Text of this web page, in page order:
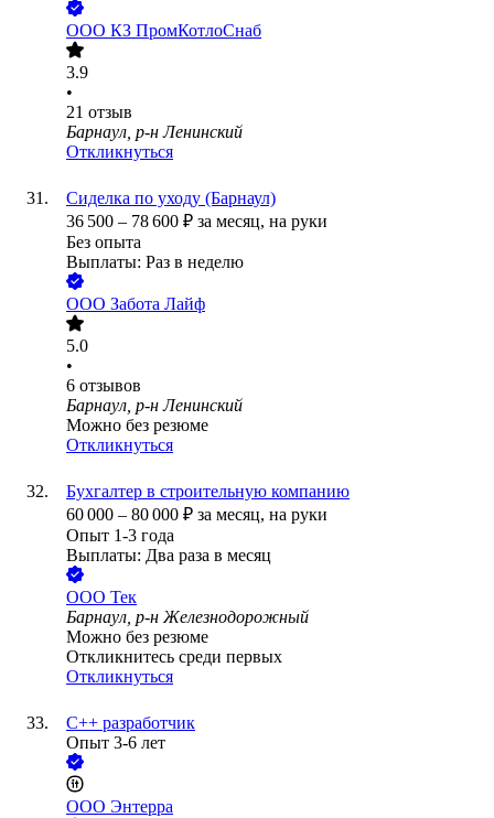
ООО КЗ ПромКотлоСнаб
3.9
•
21 отзыв
Барнаул, р-н Ленинский
Откликнуться
Сиделка по уходу (Барнаул)
36 500 – 78 600 ₽ за месяц, на руки
Без опыта
Выплаты: Раз в неделю
ООО Забота Лайф
5.0
•
6 отзывов
Барнаул, р-н Ленинский
Можно без резюме
Откликнуться
Бухгалтер в строительную компанию
60 000 – 80 000 ₽ за месяц, на руки
Опыт 1-3 года
Выплаты: Два раза в месяц
ООО Тек
Барнаул, р-н Железнодорожный
Можно без резюме
Откликнитесь среди первых
Откликнуться
C++ разработчик
Опыт 3-6 лет
ООО Энтерра